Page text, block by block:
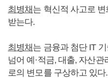
최병채는 혁신적 사고로
받는다.
최병채는 금융과 첨단 IT
넘어 예·적금, 대출, 자산
로의 변모를 구상하고 있다.